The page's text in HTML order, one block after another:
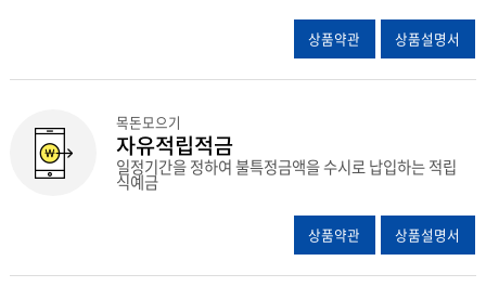
상품약관 상품설명서
목돈모으기
자유적립적금
일정기간을 정하여 불특정금액을 수시로 납입하는 적립
식예금
상품약관 상품설명서